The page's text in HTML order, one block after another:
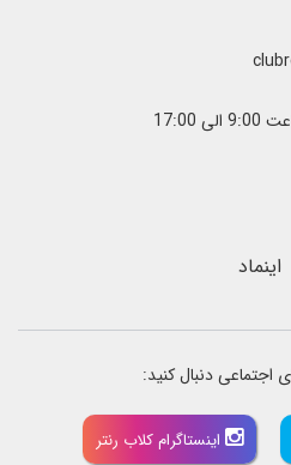
اینماد
اجتماعی دنبال کنید:
اینستاگرام کلاب رنتر